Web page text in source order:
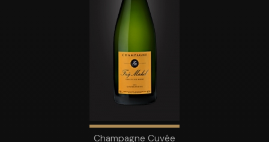
Champagne Cuvée